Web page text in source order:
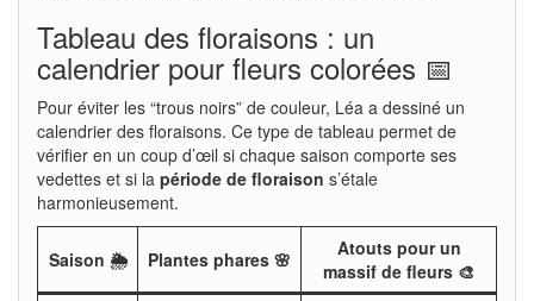
Tableau des floraisons : un
calendrier pour fleurs colorées 📅
Pour éviter les “trous noirs” de couleur, Léa a dessiné un
calendrier des floraisons. Ce type de tableau permet de
vérifier en un coup d’œil si chaque saison comporte ses
vedettes et si la période de floraison s’étale
harmonieusement.
Saison 🌦️ Plantes phares 🌸
Atouts pour un
massif de fleurs 🎨